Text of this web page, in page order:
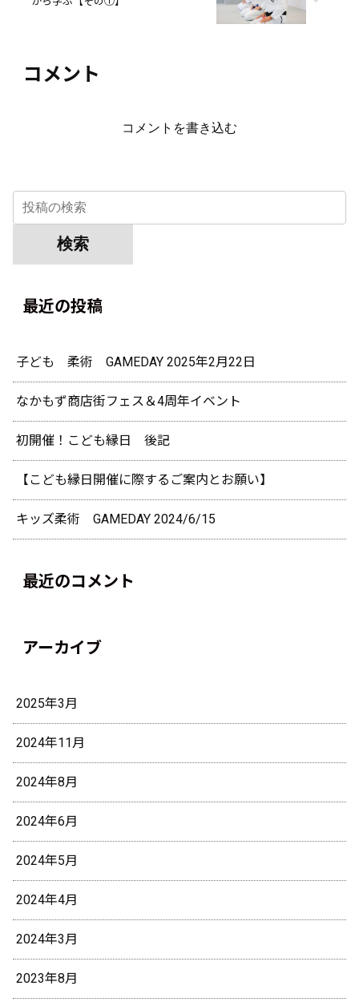
コメント
コメントを書き込む
最近の投稿
子ども 柔術 GAMEDAY 2025年2月22日
なかもず商店街フェス＆4周年イベント
初開催！こども縁日 後記
【こども縁日開催に際するご案内とお願い】
キッズ柔術 GAMEDAY 2024/6/15
最近のコメント
アーカイブ
2025年3月
2024年11月
2024年8月
2024年6月
2024年5月
2024年4月
2024年3月
2023年8月